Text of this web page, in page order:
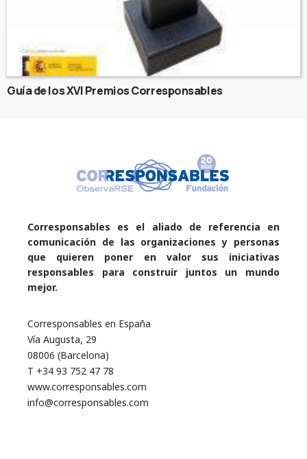
Guía de los XVI Premios Corresponsables
Corresponsables es el aliado de referencia en
comunicación de las organizaciones y personas
que quieren poner en valor sus iniciativas
responsables para construir juntos un mundo
mejor.
Corresponsables en España
Vía Augusta, 29
08006 (Barcelona)
T +34 93 752 47 78
www.corresponsables.com
info@corresponsables.com